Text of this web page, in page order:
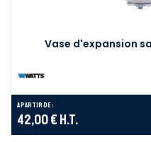
Vase d'expansion
A partir de :
42,00 € H.T.